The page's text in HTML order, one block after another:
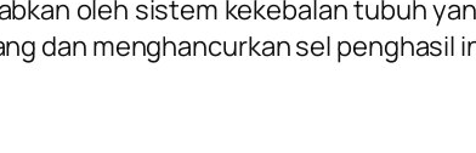
oleh sistem kekebalan tubuh
dan menghancurkan sel penghasil